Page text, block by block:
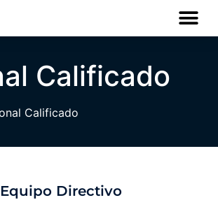
Calificado
Calificado
Equipo Directivo